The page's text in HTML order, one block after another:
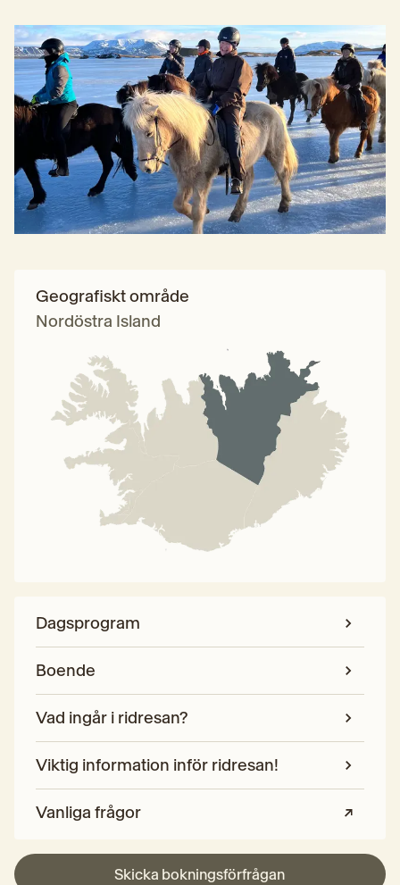
Geografiskt område
Nordöstra Island
Dagsprogram
Boende
Vad ingår i ridresan?
Viktig information inför ridresan!
Vanliga frågor
Skicka bokningsförfrågan